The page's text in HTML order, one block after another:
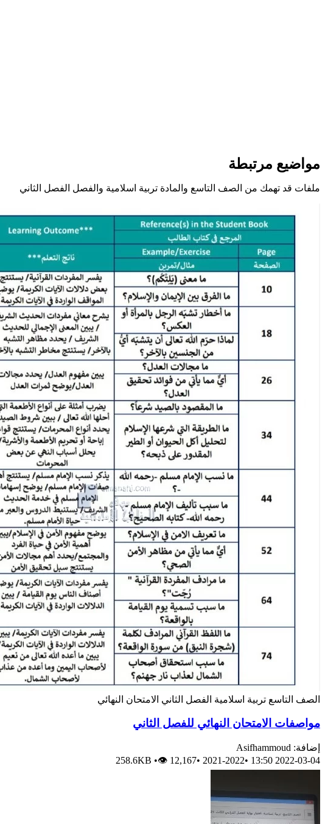
مواضيع مرتبطة
ملفات قد تهمك من الصف التاسع والمادة تربية اسلامية والفصل الفصل الثاني
الصف التاسع تربية اسلامية الفصل الثاني الامتحان النهائي
مواصفات الامتحان النهائي للفصل الثاني
إضافة: Asifhammoud
2022-03-04 13:50
•
2021-2022
•
258.6KB •👁 12,167